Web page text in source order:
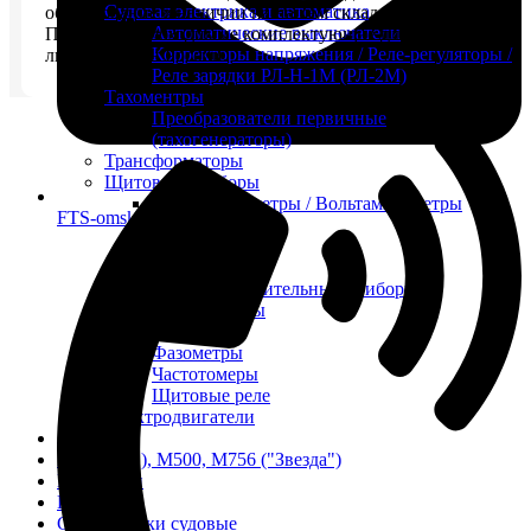
FTS-omsk@mail.ru
Судовая электрика и автоматика
Автоматические выключатели
Корректоры напряжения / Реле-регуляторы /
Реле зарядки РЛ-Н-1М (РЛ-2М)
Тахоментры
Преобразователи первичные
(тахогенераторы)
Трансформаторы
Щитовые приборы
Ампервольтметры / Вольтамперметры
Другие измерительные приборы
Мегаомметры
Фазометры
Частотомеры
Щитовые реле
Электродвигатели
Лебедка
М400 (401), М500, М756 ("Звезда")
Пускатели
Разное
Светильники судовые
оборудование в наличии на нашем складе.
Поставим необходимые комплектующие для судов в
любой регион России.